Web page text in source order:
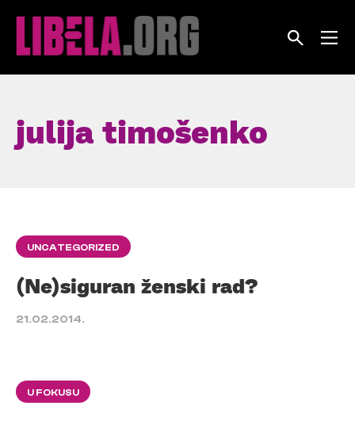
julija timošenko
UNCATEGORIZED
(Ne)siguran ženski rad?
21.02.2014.
U FOKUSU